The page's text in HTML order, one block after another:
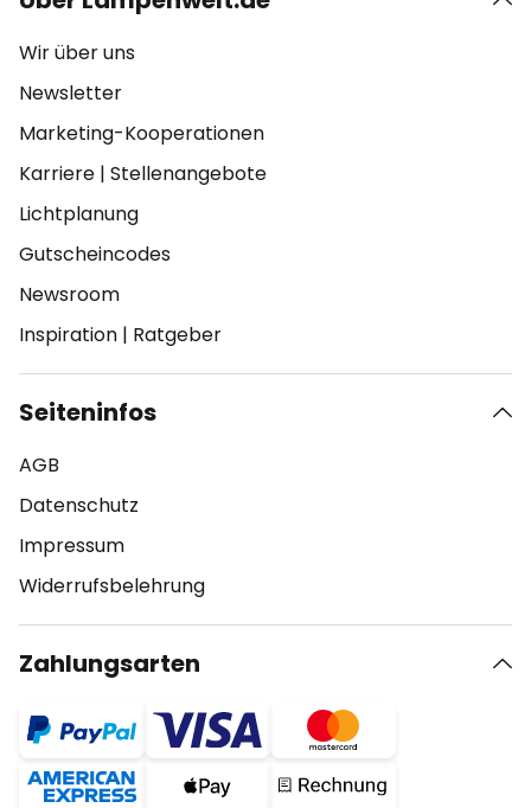
Wir über uns
Newsletter
Marketing-Kooperationen
Karriere | Stellenangebote
Lichtplanung
Gutscheincodes
Newsroom
Inspiration | Ratgeber
Seiteninfos
AGB
Datenschutz
Impressum
Widerrufsbelehrung
Zahlungsarten